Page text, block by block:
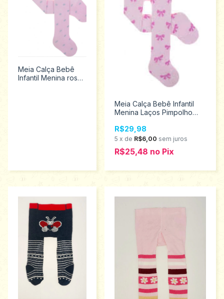
Meia Calça Bebê
Infantil Menina rosa
Meia Calça Bebê Infantil
Menina Laços Pimpolho
meses 8367
R$29,98
5 x de R$6,00 sem juros
R$25,48 no Pix